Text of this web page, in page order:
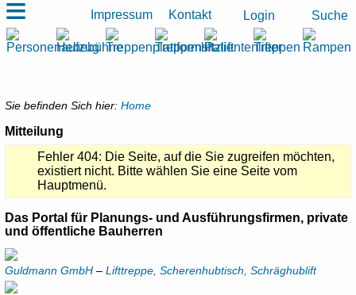
Impressum Kontakt Login Suche
≡
Sie befinden Sich hier:Home
Mitteilung
Fehler 404: Die Seite, auf die Sie zugreifen möchten,
existiert nicht. Bitte wählen Sie eine Seite vom
Hauptmenü.
Das Portal für Planungs- und Ausführungsfirmen, private
und öffentliche Bauherren
Guldmann GmbH –Lifttreppe, Scherenhubtisch, Schräghublift